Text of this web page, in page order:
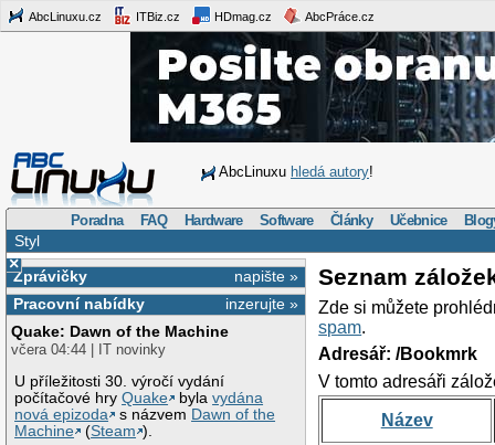
AbcLinuxu.cz ITBiz.cz HDmag.cz AbcPráce.cz
AbcLinuxu hledá autory!
Poradna FAQ Hardware Software Články Učebnice
Styl
×
napište »
Zprávičky
inzerujte »
Pracovní nabídky
Quake: Dawn of the Machine
včera 04:44 | IT novinky
U příležitosti 30. výročí vydání
počítačové hryQuake bylavydána
nová epizoda
s názvem Dawn of the
Machine
(Steam ).
Seznam
Zde si můžete
spam.
Adresář: /Bookmrk
V tomto adresáři
Název